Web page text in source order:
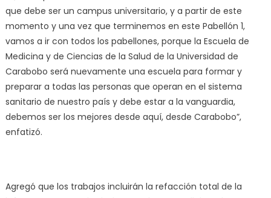
que debe ser un campus universitario, y a partir de este
momento y una vez que terminemos en este Pabellón 1,
vamos a ir con todos los pabellones, porque la Escuela de
Medicina y de Ciencias de la Salud de la Universidad de
Carabobo será nuevamente una escuela para formar y
preparar a todas las personas que operan en el sistema
sanitario de nuestro país y debe estar a la vanguardia,
debemos ser los mejores desde aquí, desde Carabobo”,
enfatizó.
Agregó que los trabajos incluirán la refacción total de la